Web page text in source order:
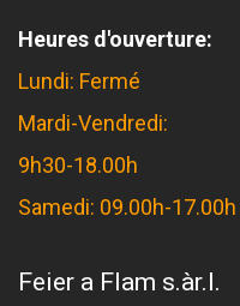
Heures d'ouverture:
Lundi: Fermé
Mardi-Vendredi:
9h30-18.00h
Samedi: 09.00h-17.00h
Feier a Flam s.àr.l.